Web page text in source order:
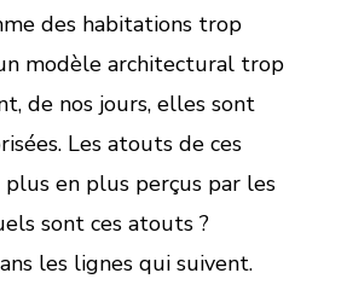
des habitations trop
modèle architectural trop
de nos jours, elles sont
Les atouts de ces
plus en plus perçus par les
sont ces atouts ?
les lignes qui suivent.